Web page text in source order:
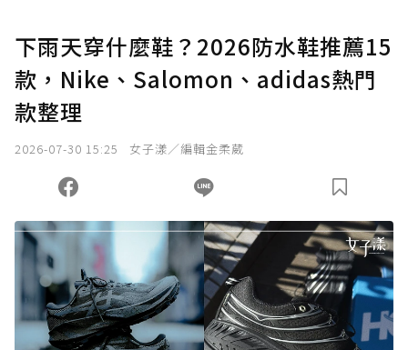
下雨天穿什麼鞋？2026防水鞋推薦15
款，Nike、Salomon、adidas熱門
款整理
2026-07-30 15:25 女子漾／編輯金柔葳